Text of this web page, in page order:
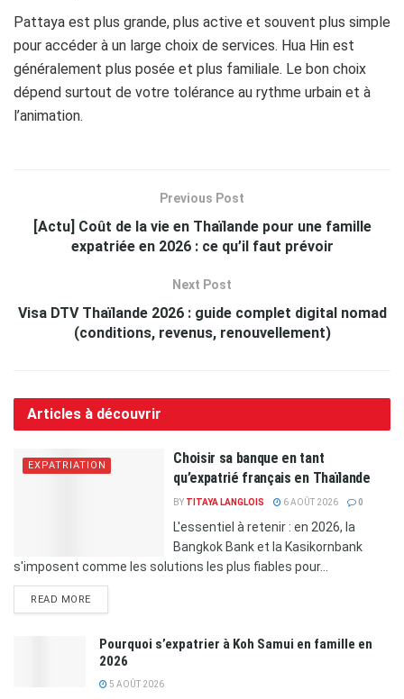
Pattaya est plus grande, plus active et souvent plus simple
pour accéder à un large choix de services. Hua Hin est
généralement plus posée et plus familiale. Le bon choix
dépend surtout de votre tolérance au rythme urbain et à
l’animation.
Previous Post
[Actu] Coût de la vie en Thaïlande pour une famille
expatriée en 2026 : ce qu’il faut prévoir
Next Post
Visa DTV Thaïlande 2026 : guide complet digital nomad
(conditions, revenus, renouvellement)
Articles à découvrir
EXPATRIATION
Choisir sa banque en tant
qu’expatrié français en Thaïlande
BY TITAYA LANGLOIS 6 AOÛT 2026 0
L'essentiel à retenir : en 2026, la
Bangkok Bank et la Kasikornbank
s'imposent comme les solutions les plus fiables pour...
READ MORE
Pourquoi s’expatrier à Koh Samui en famille en
2026
5 AOÛT 2026